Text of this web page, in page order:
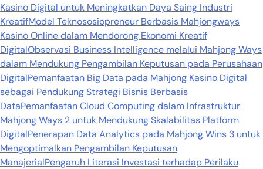
Kasino Digital untuk Meningkatkan Daya Saing Industri
KreatifModel Teknososiopreneur Berbasis Mahjongways
Kasino Online dalam Mendorong Ekonomi Kreatif
DigitalObservasi Business Intelligence melalui Mahjong Ways
dalam Mendukung Pengambilan Keputusan pada Perusahaan
DigitalPemanfaatan Big Data pada Mahjong Kasino Digital
sebagai Pendukung Strategi Bisnis Berbasis
DataPemanfaatan Cloud Computing dalam Infrastruktur
Mahjong Ways 2 untuk Mendukung Skalabilitas Platform
DigitalPenerapan Data Analytics pada Mahjong Wins 3 untuk
Mengoptimalkan Pengambilan Keputusan
ManajerialPengaruh Literasi Investasi terhadap Perilaku